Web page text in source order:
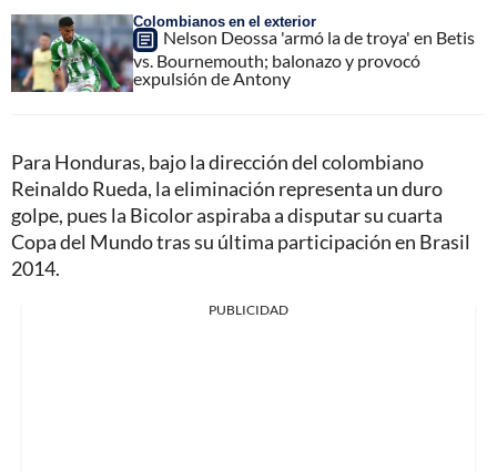
Colombianos en el exterior
Nelson Deossa 'armó la de troya' en Betis
vs. Bournemouth; balonazo y provocó
expulsión de Antony
Para Honduras, bajo la dirección del colombiano
Reinaldo Rueda, la eliminación representa un duro
golpe, pues la Bicolor aspiraba a disputar su cuarta
Copa del Mundo tras su última participación en Brasil
2014.
PUBLICIDAD